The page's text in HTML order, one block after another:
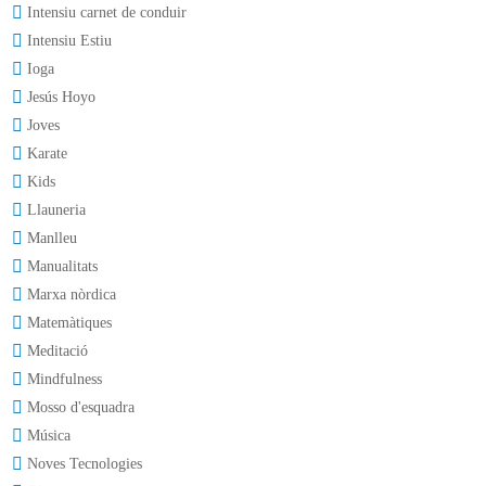
Intensiu carnet de conduir
Intensiu Estiu
Ioga
Jesús Hoyo
Joves
Karate
Kids
Llauneria
Manlleu
Manualitats
Marxa nòrdica
Matemàtiques
Meditació
Mindfulness
Mosso d'esquadra
Música
Noves Tecnologies